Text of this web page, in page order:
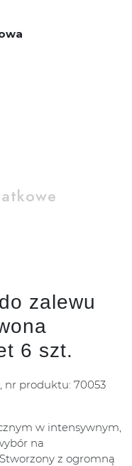
zalewu
6 szt.
nr produktu: 70053
w intensywnym,
na
z ogromną